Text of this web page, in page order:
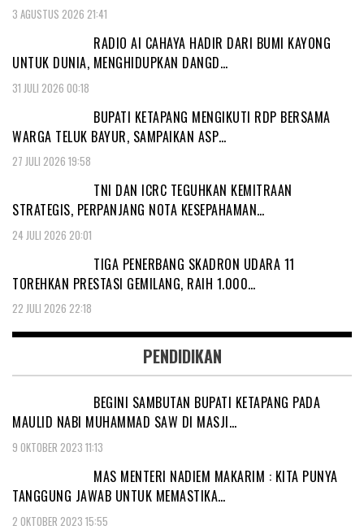
3 AGUSTUS 2026 21:41
RADIO AI CAHAYA HADIR DARI BUMI KAYONG
UNTUK DUNIA, MENGHIDUPKAN DANGD…
31 JULI 2026 00:18
BUPATI KETAPANG MENGIKUTI RDP BERSAMA
WARGA TELUK BAYUR, SAMPAIKAN ASP…
27 JULI 2026 19:58
TNI DAN ICRC TEGUHKAN KEMITRAAN
STRATEGIS, PERPANJANG NOTA KESEPAHAMAN…
24 JULI 2026 20:01
TIGA PENERBANG SKADRON UDARA 11
TOREHKAN PRESTASI GEMILANG, RAIH 1.000…
22 JULI 2026 22:18
PENDIDIKAN
BEGINI SAMBUTAN BUPATI KETAPANG PADA
MAULID NABI MUHAMMAD SAW DI MASJI…
9 OKTOBER 2023 11:13
MAS MENTERI NADIEM MAKARIM : KITA PUNYA
TANGGUNG JAWAB UNTUK MEMASTIKA…
2 OKTOBER 2023 15:55